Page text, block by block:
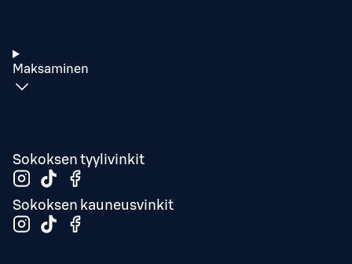
Maksaminen
Sokoksen tyylivinkit
Sokoksen kauneusvinkit